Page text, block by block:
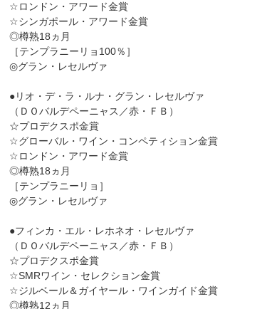
☆ロンドン・アワード金賞
☆シンガポール・アワード金賞
◎樽熟18ヵ月
［テンプラニーリョ100％］
◎グラン・レセルヴァ
●リオ・デ・ラ・ルナ・グラン・レセルヴァ
（ＤＯバルデペーニャス／赤・ＦＢ）
☆プロデクスポ金賞
☆グローバル・ワイン・コンペティション金賞
☆ロンドン・アワード金賞
◎樽熟18ヵ月
［テンプラニーリョ］
◎グラン・レセルヴァ
●フィンカ・エル・レホネオ・レセルヴァ
（ＤＯバルデペーニャス／赤・ＦＢ）
☆プロデクスポ金賞
☆SMRワイン・セレクション金賞
☆ジルベール＆ガイヤール・ワインガイド金賞
◎樽熟12ヵ月